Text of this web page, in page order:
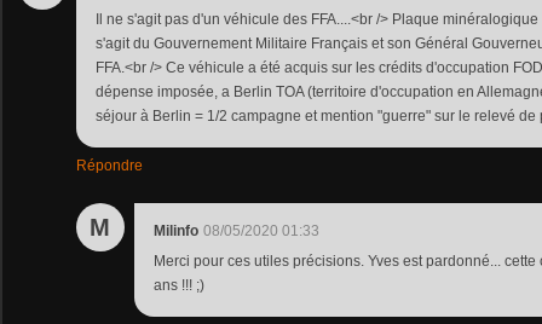
Il ne s'agit pas d'un véhicule des FFA....<br /> Plaque
s'agit du Gouvernement Militaire Français et son Général
FFA.<br /> Ce véhicule a été acquis sur les crédits d'occupation
dépense imposée, a Berlin TOA (territoire d'occupation en
séjour à Berlin = 1/2 campagne et mention "guerre" sur le relevé de
Répondre
M Milinfo 08/05/2020 01:33
Merci pour ces utiles précisions. Yves est pardonné...
ans !!! ;)